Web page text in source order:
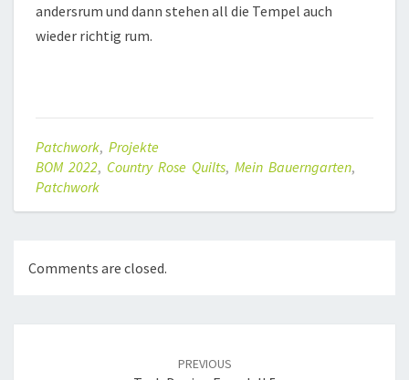
andersrum und dann stehen all die Tempel auch
wieder richtig rum.
Patchwork, Projekte
BOM 2022, Country Rose Quilts, Mein Bauerngarten,
Patchwork
Comments are closed.
PREVIOUS